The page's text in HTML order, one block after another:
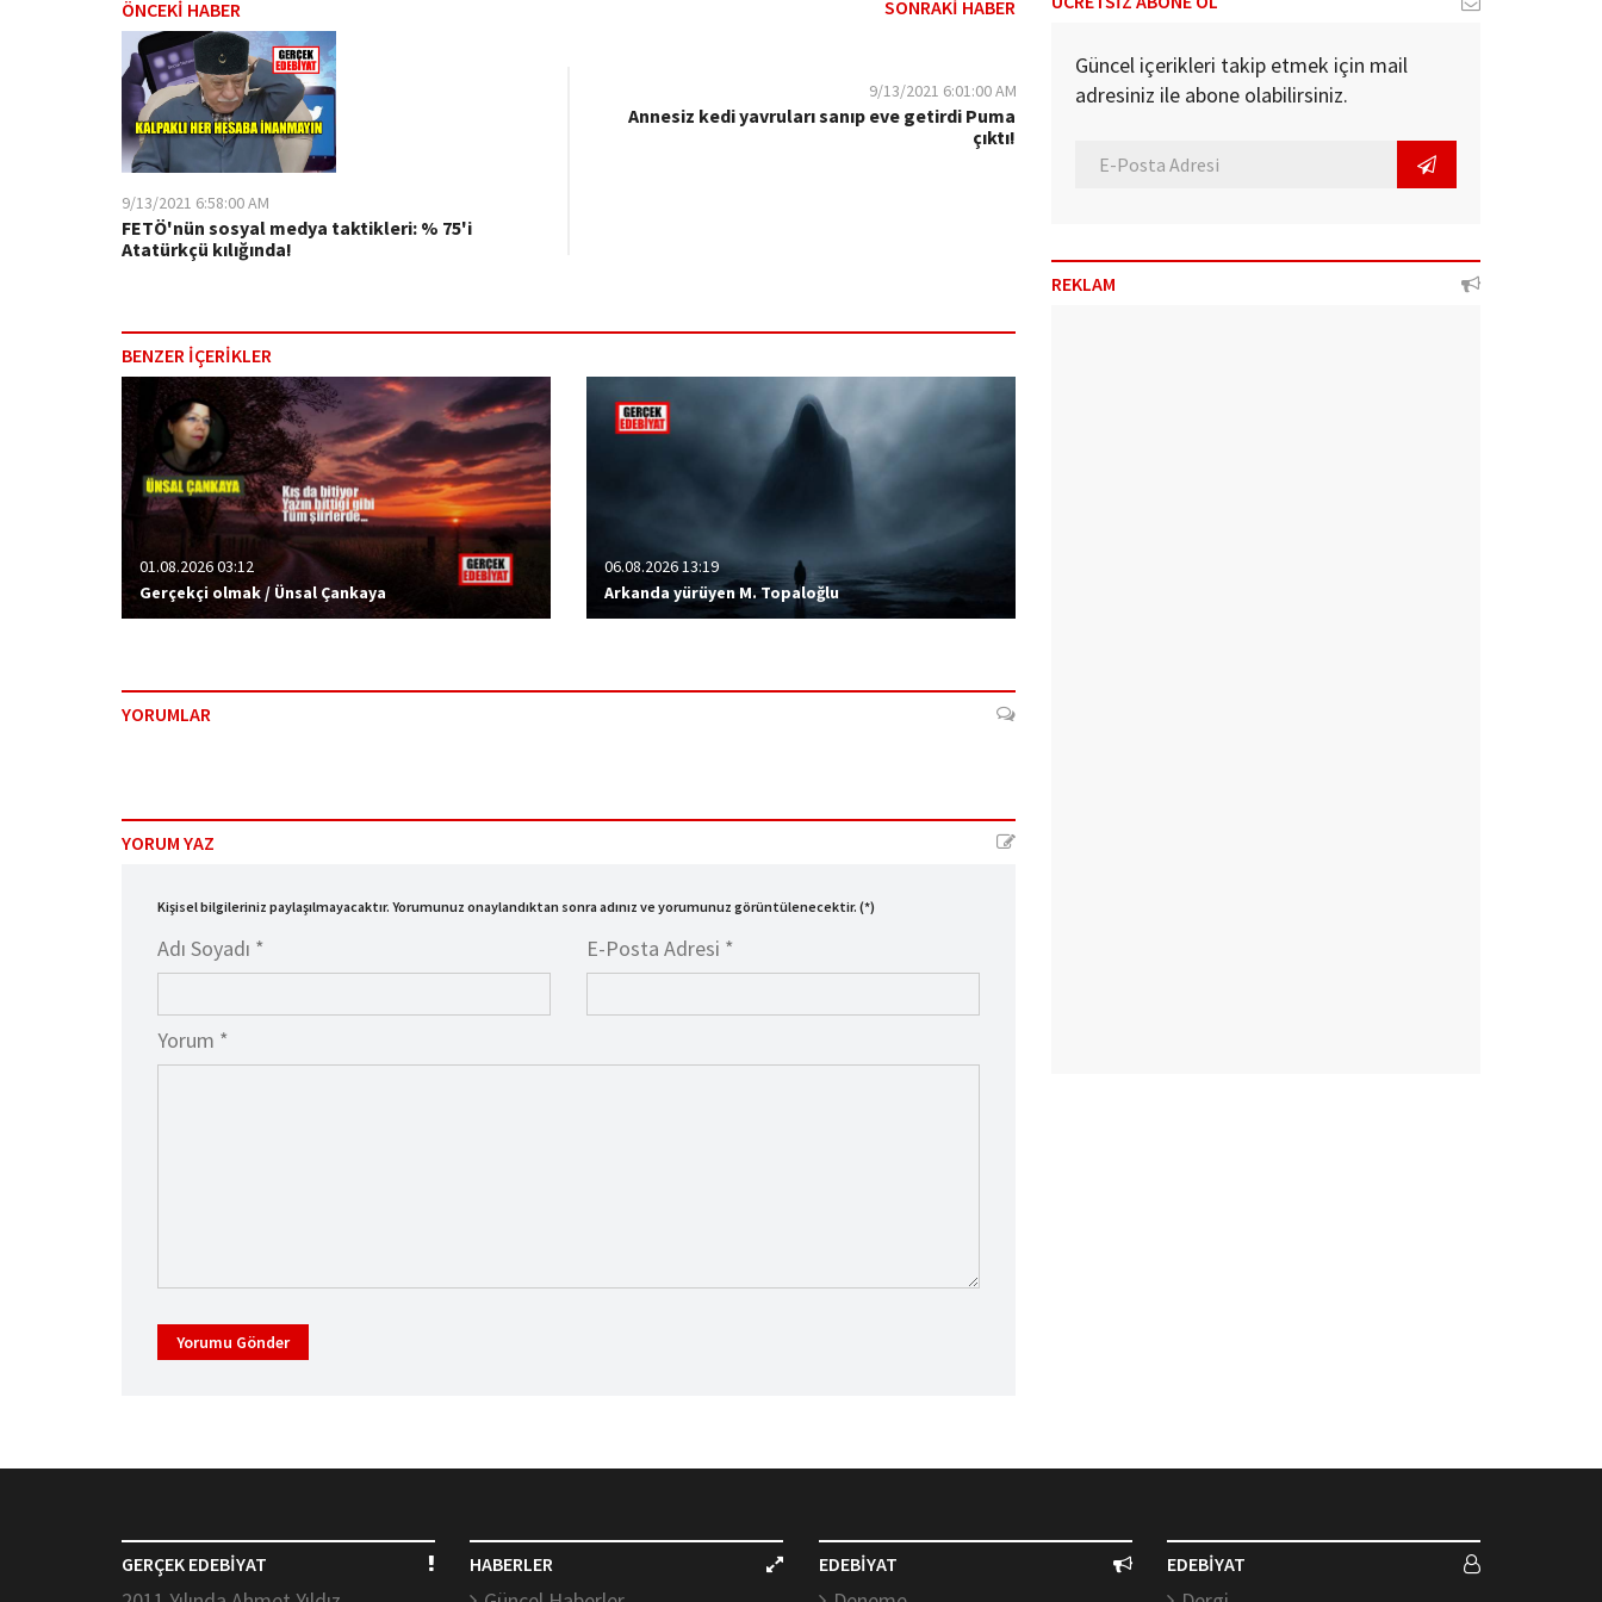
ÖNCEKİ HABER SONRAKİ HABER
9/13/2021 6:58:00 AM
FETÖ'nün sosyal medya taktikleri: % 75'i
Atatürkçü kılığında!
9/13/2021 6:01:00 AM
Annesiz kedi yavruları sanıp eve getirdi Puma
çıktı!
BENZER İÇERİKLER
01.08.2026 03:12
Gerçekçi olmak / Ünsal Çankaya
06.08.2026 13:19
Arkanda yürüyen M. Topaloğlu
YORUMLAR
YORUM YAZ
Kişisel bilgileriniz paylaşılmayacaktır. Yorumunuz onaylandıktan sonra adınız ve yorumunuz görüntülenecektir. (*)
Adı Soyadı * E-Posta Adresi *
Yorum *
Yorumu Gönder
Güncel içerikleri takip etmek için mail
adresiniz ile abone olabilirsiniz.
REKLAM
GERÇEK EDEBİYAT HABERLER EDEBİYAT EDEBİYAT